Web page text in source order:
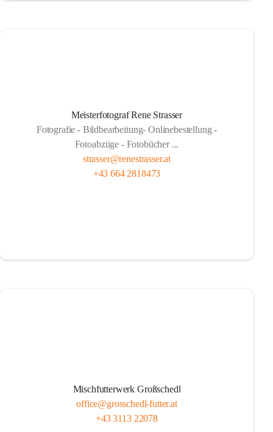
Meisterfotograf Rene Strasser
Fotografie - Bildbearbeitung- Onlinebestellung -
Fotoabzüge - Fotobücher ...
strasser@renestrasser.at
+43 664 2818473
Mischfutterwerk Großschedl
office@grosschedl-futter.at
+43 3113 22078